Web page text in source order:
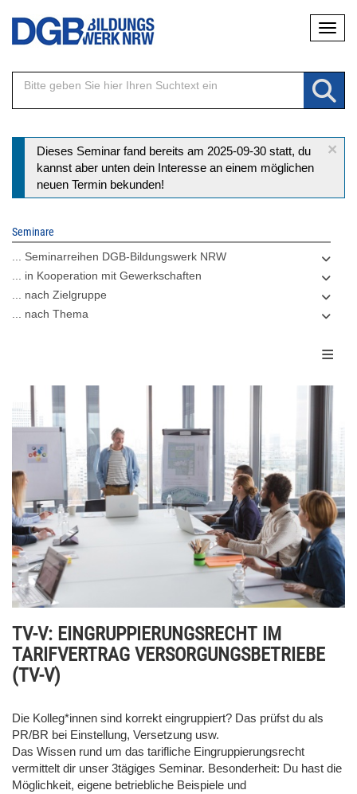
Direkt
Inhalt
×
Statusmeldung
Dieses Seminar fand bereits am 2025-09-30 statt, du
kannst aber unten dein Interesse an einem möglichen
neuen Termin bekunden!
Seminare
... Seminarreihen DGB-Bildungswerk NRW
... in Kooperation mit Gewerkschaften
... nach Zielgruppe
... nach Thema
TV-V: EINGRUPPIERUNGSRECHT IM
TARIFVERTRAG VERSORGUNGSBETRIEBE
(TV-V)
Die Kolleg*innen sind korrekt eingruppiert? Das prüfst du als
PR/BR bei Einstellung, Versetzung usw.
Das Wissen rund um das tarifliche Eingruppierungsrecht
vermittelt dir unser 3tägiges Seminar. Besonderheit: Du hast die
Möglichkeit, eigene betriebliche Beispiele und